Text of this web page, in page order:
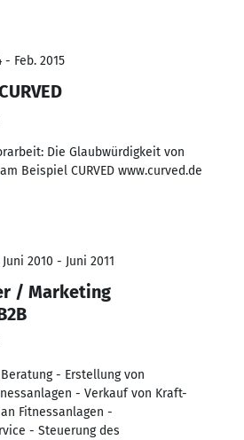
- Feb. 2015
Die Glaubwürdigkeit von
Beispiel CURVED www.curved.de
2010 - Juni 2011
/ Marketing
- Erstellung von
- Verkauf von Kraft-
Fitnessanlagen -
- Steuerung des